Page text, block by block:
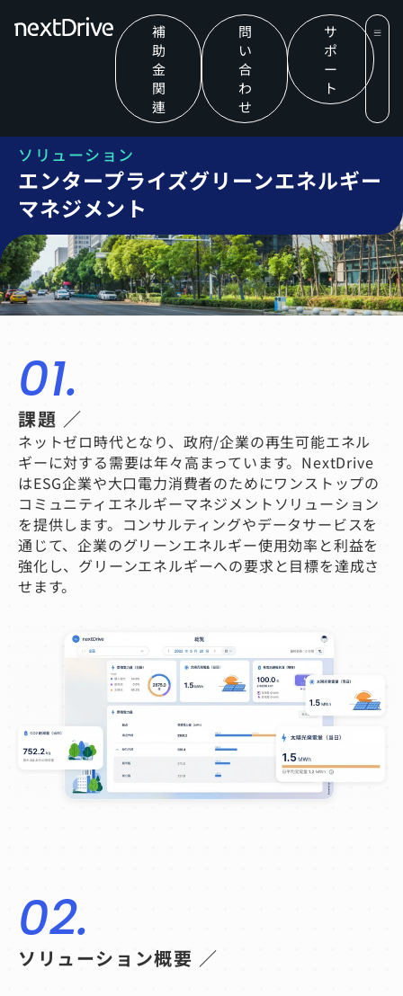
補
助
金
関
連
問
い
合
わ
せ
サ
ポ
ー
ト
ソリューション
エンタープライズグリーンエネルギー
マネジメント
01.
課題 ／
ネットゼロ時代となり、政府/企業の再生可能エネル
ギーに対する需要は年々高まっています。NextDrive
はESG企業や大口電力消費者のためにワンストップの
コミュニティエネルギーマネジメントソリューション
を提供します。コンサルティングやデータサービスを
通じて、企業のグリーンエネルギー使用効率と利益を
強化し、グリーンエネルギーへの要求と目標を達成さ
せます。
02.
ソリューション概要 ／